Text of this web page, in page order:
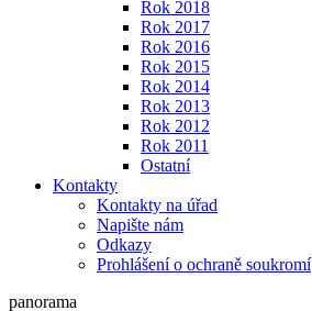
Rok 2018
Rok 2017
Rok 2016
Rok 2015
Rok 2014
Rok 2013
Rok 2012
Rok 2011
Ostatní
Kontakty
Kontakty na úřad
Napište nám
Odkazy
Prohlášení o ochraně soukromí
panorama